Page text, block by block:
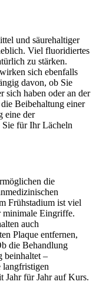
und säurehaltiger
Viel fluoridiertes
zu stärken.
sich ebenfalls
davon, ob Sie
sich haben oder an der
Beibehaltung einer
eine der
für Ihr Lächeln
die
Frühstadium ist viel
minimale Eingriffe.
auch
Plaque entfernen,
die Behandlung
beinhaltet –
langfristigen
Jahr für Jahr auf Kurs.